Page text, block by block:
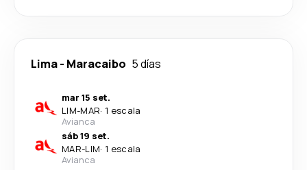
Lima- Maracaibo 5 días
mar 15 set.
LIM-MAR· 1 escala
Avianca
sáb 19 set.
MAR-LIM· 1 escala
Avianca